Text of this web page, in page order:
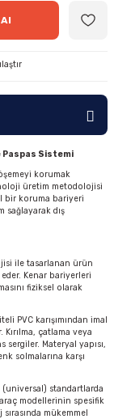
Paspas Sistemi
korumak
üretim metodolojisi
bir koruma bariyeri
sağlayarak dış
ile tasarlanan ürün
Kenar bariyerleri
fiziksel olarak
PVC karışımından imal
Kırılma, çatlama veya
Materyal yapısı,
solmalarına karşı
(universal) standartlarda
modellerinin spesifik
mükemmel